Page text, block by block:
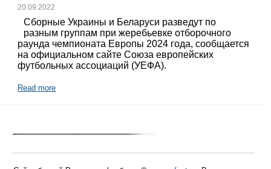
20.09.2022
Сборные Украины и Беларуси разведут по
разным группам при жеребьевке отборочного
раунда чемпионата Европы 2024 года, сообщается
на официальном сайте Союза европейских
футбольных ассоциаций (УЕФА).
Read more